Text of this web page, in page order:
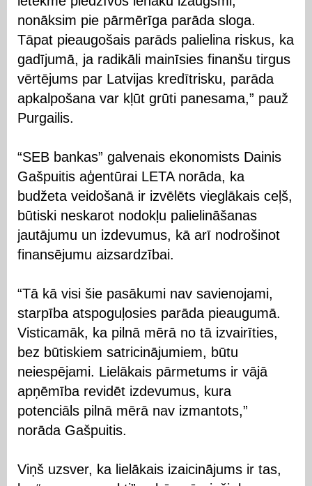
nonāksim pie pārmērīga parāda sloga.
Tāpat pieaugošais parāds palielina riskus, ka
gadījumā, ja radikāli mainīsies finanšu tirgus
vērtējums par Latvijas kredītrisku, parāda
apkalpošana var kļūt grūti panesama,” pauž
Purgailis.
“SEB bankas” galvenais ekonomists Dainis
Gašpuitis aģentūrai LETA norāda, ka
budžeta veidošanā ir izvēlēts vieglākais ceļš,
būtiski neskarot nodokļu palielināšanas
jautājumu un izdevumus, kā arī nodrošinot
finansējumu aizsardzībai.
“Tā kā visi šie pasākumi nav savienojami,
starpība atspoguļosies parāda pieaugumā.
Visticamāk, ka pilnā mērā no tā izvairīties,
bez būtiskiem satricinājumiem, būtu
neiespējami. Lielākais pārmetums ir vājā
apņēmība revidēt izdevumus, kura
potenciāls pilnā mērā nav izmantots,”
norāda Gašpuitis.
Viņš uzsver, ka lielākais izaicinājums ir tas,